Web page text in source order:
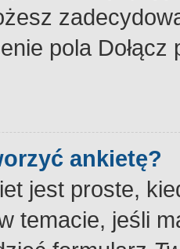
pola
ankietę?
jest proste,
temacie, jeśli